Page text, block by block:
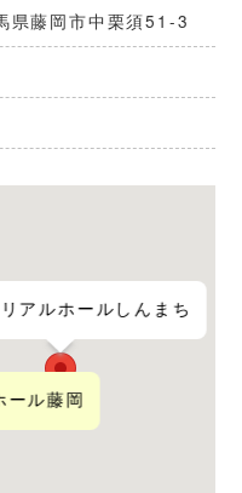
藤岡市中栗須51-3
アルホールしんまち
ール藤岡